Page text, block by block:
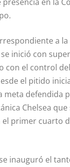
a la
inició con
con el control
el pitido
meta defendida
Chelsea
el primer cuarto
inauguró el